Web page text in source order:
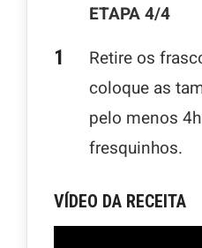
ETAPA 4/4
Retire os
coloque as
pelo menos
fresquinhos.
VÍDEO DA RECEITA